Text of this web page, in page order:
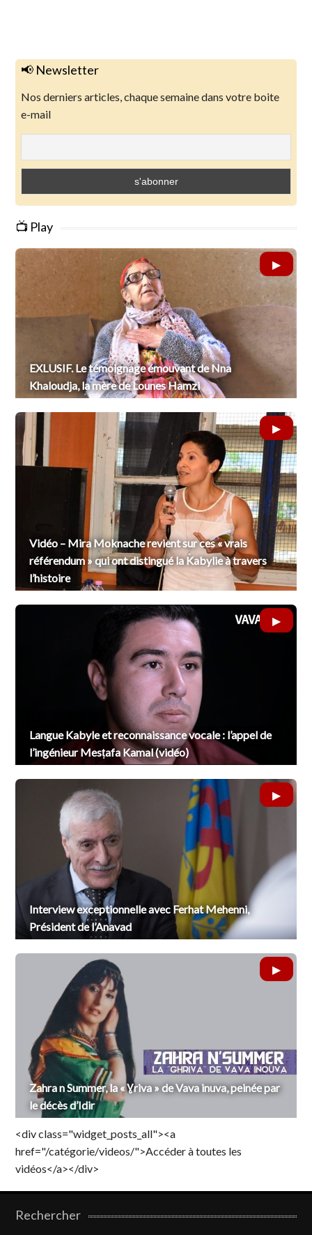
📢 Newsletter
Nos derniers articles, chaque semaine dans votre boite
e-mail
📺 Play
EXLUSIF. Le témoignage émouvant de Nna
Khaloudja, la mère de Lounes Hamzi
Vidéo – Mira Moknache revient sur ces « vrais
référendum » qui ont distingué la Kabylie à travers
l’histoire
Langue Kabyle et reconnaissance vocale : l’appel de
l’ingénieur Mesṭafa Kamal (vidéo)
Interview exceptionnelle avec Ferhat Mehenni,
Président de l’Anavad
Zahra n Summer, la « Ɣriva » de Vava inuva, peinée par
le décès d’Idir
<div class="widget_posts_all"><a
href="/catégorie/videos/">Accéder à toutes les
vidéos</a></div>
Rechercher